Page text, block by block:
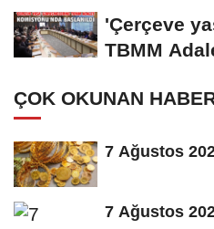
'Çerçeve
TBMM
ÇOK OKUNAN
7 Ağustos
7 Ağustos